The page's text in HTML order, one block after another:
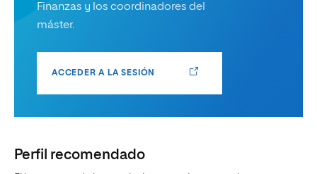
Finanzas y los coordinadores del
máster.
ACCEDER A LA SESIÓN
Perfil recomendado